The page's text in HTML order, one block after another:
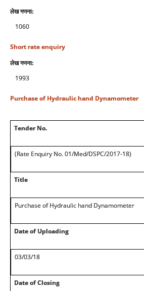
लेख गणना:
1060
Short rate enquiry
लेख गणना:
1993
Purchase of Hydraulic hand Dynamometer
Tender No.
(Rate Enquiry No. 01/Med/DSPC/2017-18)
Title
Purchase of Hydraulic hand Dynamometer
Date of Uploading
03/03/18
Date of Closing